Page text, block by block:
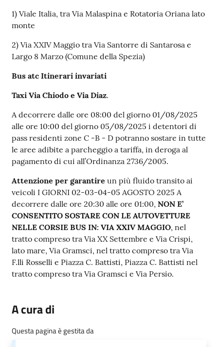
1) Viale Italia, tra Via Malaspina e Rotatoria Oriana lato
monte
2) Via XXIV Maggio tra Via Santorre di Santarosa e
Largo 8 Marzo (Comune della Spezia)
Bus atc Itinerari invariati
Taxi Via Chiodo e Via Diaz.
A decorrere dalle ore 08:00 del giorno 01/08/2025
alle ore 10:00 del giorno 05/08/2025 i detentori di
pass residenti zone C -B - D potranno sostare in tutte
le aree adibite a parcheggio a tariffa, in deroga al
pagamento di cui all’Ordinanza 2736/2005.
Attenzione per garantire un più fluido transito ai
veicoli I GIORNI 02-03-04-05 AGOSTO 2025 A
decorrere dalle ore 20:30 alle ore 01:00, NON E’
CONSENTITO SOSTARE CON LE AUTOVETTURE
NELLE CORSIE BUS IN: VIA XXIV MAGGIO, nel
tratto compreso tra Via XX Settembre e Via Crispi,
lato mare, Via Gramsci, nel tratto compreso tra Via
F.lli Rosselli e Piazza C. Battisti, Piazza C. Battisti nel
tratto compreso tra Via Gramsci e Via Persio.
A cura di
Questa pagina è gestita da